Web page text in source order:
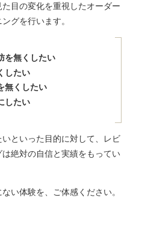
目の変化を重視したオーダー
グを行います。
を無くしたい
したい
無くしたい
したい
といった目的に対して、レビ
絶対の自信と実績をもってい
い体験を、ご体感ください。